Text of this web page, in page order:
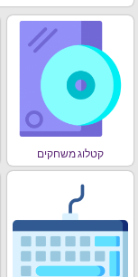
קטלוג משחקים